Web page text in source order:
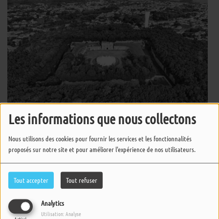
Les informations que nous collectons
Nous utilisons des cookies pour fournir les services et les fonctionnalités
proposés sur notre site et pour améliorer l'expérience de nos utilisateurs.
Tout accepter Tout refuser
Analytics
Utilisation: Analyse
La Main - Spéciale édition islaise
Un Cheveu Sur La Langue, Un Poil Dans
La Main